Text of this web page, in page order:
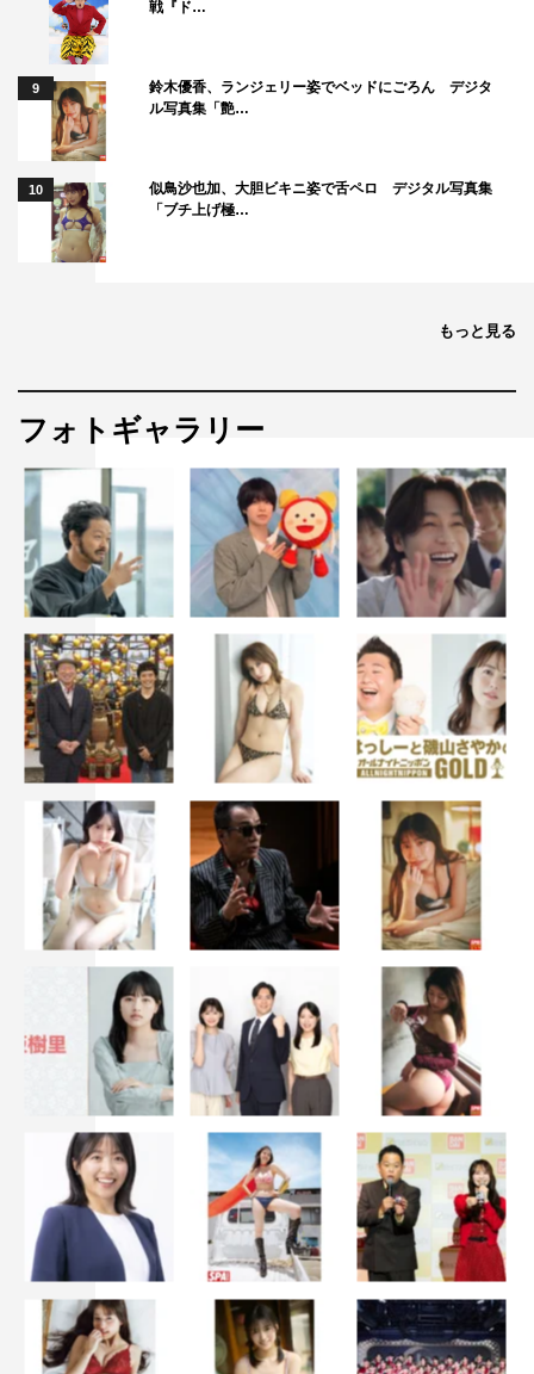
戦『ド…
9
鈴木優香、ランジェリー姿でベッドにごろん デジタ
ル写真集「艶…
10
似鳥沙也加、大胆ビキニ姿で舌ペロ デジタル写真集
「ブチ上げ極…
もっと見る
フォトギャラリー